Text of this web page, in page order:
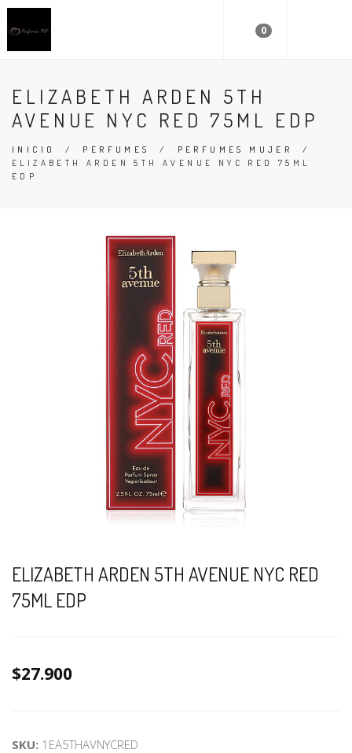
0
ELIZABETH ARDEN 5TH
AVENUE NYC RED 75ML EDP
INICIO / PERFUMES / PERFUMES MUJER
/
ELIZABETH ARDEN 5TH AVENUE NYC RED 75ML
EDP
ELIZABETH ARDEN 5TH AVENUE NYC RED
75ML EDP
$27.900
SKU: 1EA5THAVNYCRED